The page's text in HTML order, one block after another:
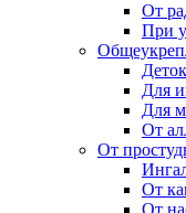
От
При
Для
Для
От
От
От
От